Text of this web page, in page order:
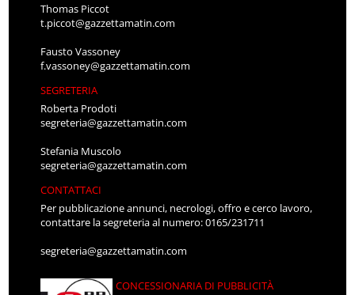
Thomas Piccot
t.piccot@gazzettamatin.com
Fausto Vassoney
f.vassoney@gazzettamatin.com
SEGRETERIA
Roberta Prodoti
segreteria@gazzettamatin.com
Stefania Muscolo
segreteria@gazzettamatin.com
CONTATTACI
Per pubblicazione annunci, necrologi, offro e cerco lavoro,
contattare la segreteria al numero: 0165/231711
segreteria@gazzettamatin.com
CONCESSIONARIA DI PUBBLICITÀ